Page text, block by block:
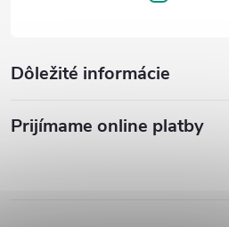
Dôležité informácie
Prijímame online platby